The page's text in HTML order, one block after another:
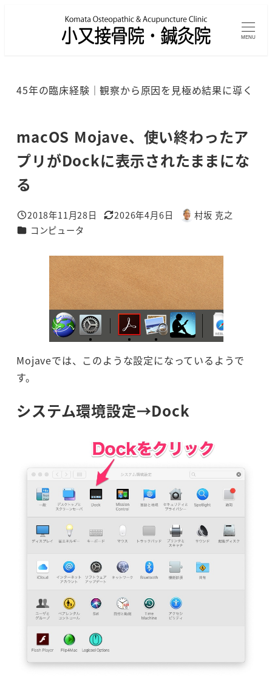
MENU
45年の臨床経験｜観察から原因を見極め結果に導く
macOS Mojave、使い終わったア
プリがDockに表示されたままにな
る
投稿日
2018年11月28日
更新日
2026年4月6日
著
村坂 克之
カテゴリー
コンピュータ
Mojaveでは、このような設定になっているようで
す。
システム環境設定→Dock